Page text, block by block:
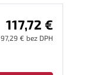
117,72 €
97,29 € bez DPH